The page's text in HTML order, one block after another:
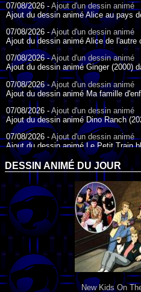
07/08/2026 - Ajout d'un dessin animé
Ajout du dessin animé Alice au pays
07/08/2026 -Ajout d'un dessin animé
Ajout du dessin animé Alice de
07/08/2026 -Ajout d'un dessin animé
Ajout du dessin animé Ginger (2000)
07/08/2026 -Ajout d'un dessin animé
Ajout du dessin animé Ma famille
07/08/2026 - Ajout d'un dessin animé
Ajout du dessin animé Dino Ranch
07/08/2026 - Ajout d'un dessin animé
Ajout du dessin animé Le Petit Train
07/08/2026 -Ajout d'un dessin animé
Ajout du dessin animé Agent Spécial
17/07/2026 -
Ajout d'un dessin animé
Ajout du dessin animé Peter Pan
17/07/2026 -
Ajout d'un dessin animé
Ajout du dessin animé Le Bossu de
DESSIN ANIMÉ DU JOUR
New Kids On